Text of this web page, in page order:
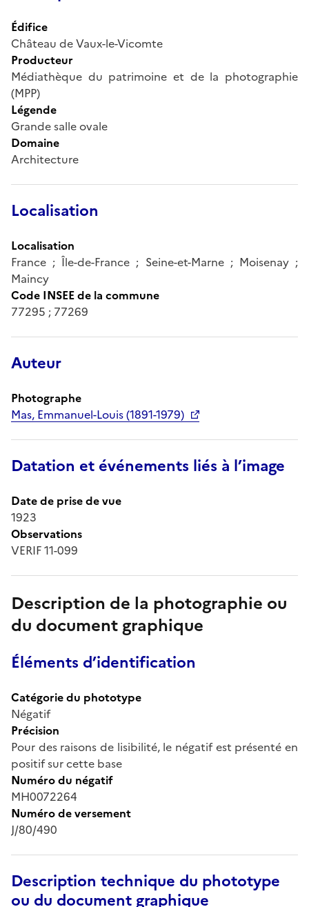
Édifice
Château de Vaux-le-Vicomte
Producteur
Médiathèque du patrimoine et de la photographie
(MPP)
Légende
Grande salle ovale
Domaine
Architecture
Localisation
Localisation
France ; Île-de-France ; Seine-et-Marne ; Moisenay ;
Maincy
Code INSEE de la commune
77295 ; 77269
Auteur
Photographe
Mas, Emmanuel-Louis (1891-1979)
Datation et événements liés à l’image
Date de prise de vue
1923
Observations
VERIF 11-099
Description de la photographie ou
du document graphique
Éléments d’identification
Catégorie du phototype
Négatif
Précision
Pour des raisons de lisibilité, le négatif est présenté en
positif sur cette base
Numéro du négatif
MH0072264
Numéro de versement
J/80/490
Description technique du phototype
ou du document graphique